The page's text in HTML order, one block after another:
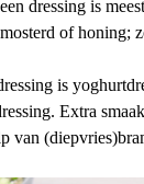
dressing is
of honing;
is
. Extra
van